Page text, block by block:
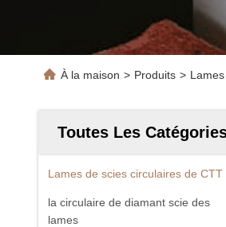
À la maison > Produits >
Toutes Les
Lames de scies circulaires de CTT
la circulaire de diamant scie des
lames